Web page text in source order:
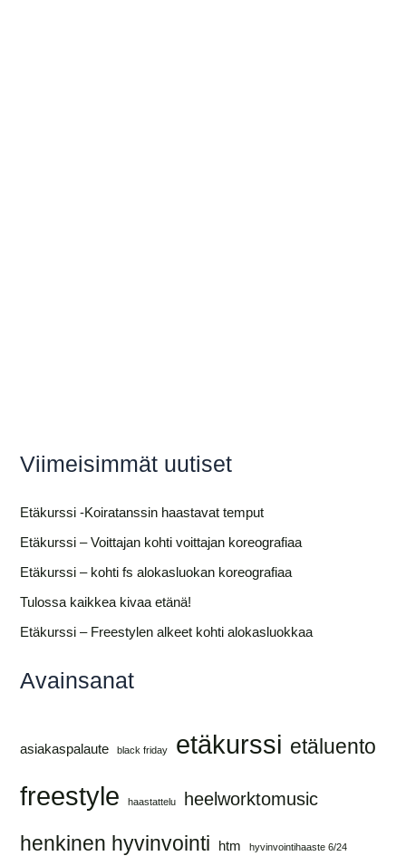
Viimeisimmät uutiset
Etäkurssi -Koiratanssin haastavat temput
Etäkurssi – Voittajan kohti voittajan koreografiaa
Etäkurssi – kohti fs alokasluokan koreografiaa
Tulossa kaikkea kivaa etänä!
Etäkurssi – Freestylen alkeet kohti alokasluokkaa
Avainsanat
asiakaspalaute black friday etäkurssi etäluento
freestyle haastattelu heelworktomusic
henkinen hyvinvointi htm hyvinvointihaaste 6/24